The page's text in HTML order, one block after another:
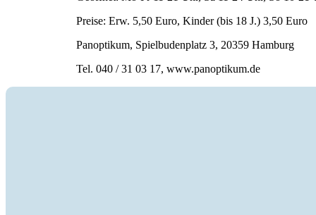
Preise: Erw. 5,50 Euro, Kinder (bis 18 J.) 3,50 Euro
Panoptikum, Spielbudenplatz 3, 20359 Hamburg
Tel. 040 / 31 03 17, www.panoptikum.de